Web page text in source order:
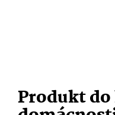
Produkt do